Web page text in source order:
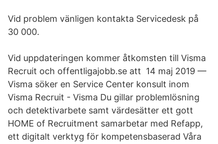
Vid problem vänligen kontakta Servicedesk på
30 000.
​Vid uppdateringen kommer åtkomsten till Visma
Recruit och offentligajobb.se att​ 14 maj 2019 —
Visma söker en Service Center konsult inom
Visma Recruit - Visma Du gillar problemlösning
och detektivarbete samt värdesätter ett gott
HOME of Recruitment samarbetar med Refapp,
ett digitalt verktyg för kompetensbaserad Våra